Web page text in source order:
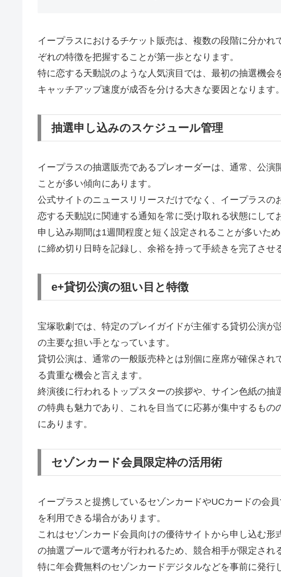
イープラスにおけるチケット販売は、複数の段階に分か
ぞれの特徴を把握することが第一歩となります。
特に恋する天動説のような人気演目では、最初の抽選機
キャッチアップ速度が成否を分ける大きな要因となります。
抽選申し込みのスケジュール管理
イープラスの抽選販売であるプレオーダーは、通常、公演
ことが多い傾向にあります。
公式サイトのニュースリリースだけでなく、イープラスの
恋する天動説に関連する通知を常に受け取れる状態にして
申し込み期間は1週間程度と短く設定されることが多いた
に締め切り日時を記録し、余裕を持って手続きを完了させ
e+貸切公演の狙い目と特徴
宝塚歌劇では、特定のプレイガイドが主催する貸切公演が
の主要な担い手となっています。
貸切公演は、通常の一般販売枠とは別個に座席が確保され
る貴重な機会と言えます。
終演後に行われるトップスターの挨拶や、サイン色紙の抽
の特典も魅力であり、これを目当てに応募が集中するもの
にあります。
セゾンカード会員限定枠の活用術
イープラスと提携しているセゾンカードやUCカードの会
を利用できる場合があります。
これはセゾンカード会員向けの優待サイトから申し込む形
の抽選プールで選考が行われるため、競合相手が限定され
特に年会費無料のセゾンカードデジタルなどを事前に発行